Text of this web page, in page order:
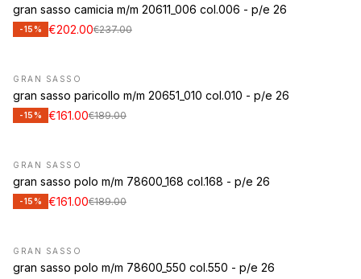
gran sasso camicia m/m 20611_006 col.006 - p/e 26
-15% €202.00€237.00
GRAN SASSO
gran sasso paricollo m/m 20651_010 col.010 - p/e 26
-15% €161.00€189.00
GRAN SASSO
gran sasso polo m/m 78600_168 col.168 - p/e 26
-15% €161.00€189.00
GRAN SASSO
gran sasso polo m/m 78600_550 col.550 - p/e 26